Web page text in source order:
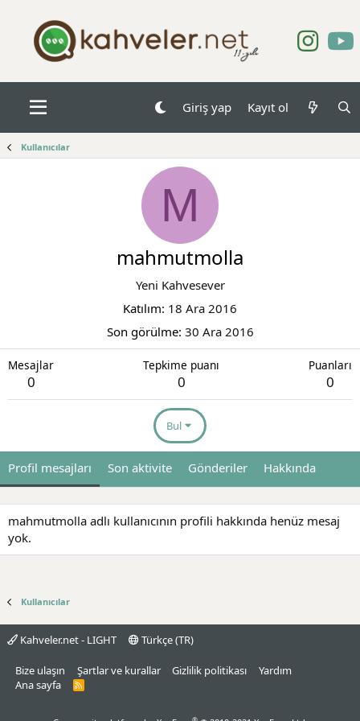
Giriş yap Kayıt ol
Kullanıcılar
M
mahmutmolla
Yeni Kahvesever
Katılım 18 Ara 2016
Son görülme 30 Ara 2016
Mesajlar
0
Tepkime puanı
0
Puanları
0
Bul
Profil mesajları Son aktivite Gönderiler Hakkında
mahmutmolla adlı kullanıcının profili hakkında henüz mesaj
yok.
Kullanıcılar
Kahveler.net - LIGHT Türkçe (TR)
Bize ulaşın Şartlar ve kurallar Gizlilik politikası
Yardım
Ana sayfa
R